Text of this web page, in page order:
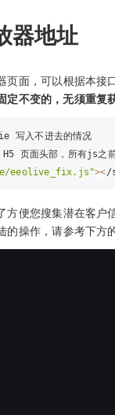
器地址
面，可以根据本接
不变的，无须重复获
写入不进去的情况
页面头部，所有js之
eeolive_fix.js"></
便您搜集潜在客户
的操作，请参考下方